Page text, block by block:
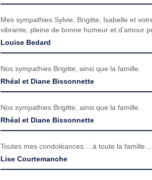
Mes sympathies Sylvie, Brigitte, Isabelle et
vibrante, pleine de bonne humeur et d’amour
Louise Bedard
Nos sympathies Brigitte, ainsi que la famille.
Rhéal et Diane Bissonnette
Nos sympathies Brigitte, ainsi que la famille.
Rhéal et Diane Bissonnette
Toutes mes condoléances….à toute la famille…
Lise Courtemanche